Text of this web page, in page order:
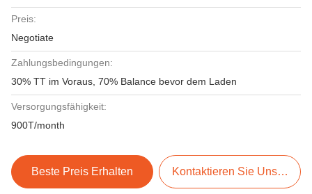
Preis:
Negotiate
Zahlungsbedingungen:
30% TT im Voraus, 70% Balance bevor dem Laden
Versorgungsfähigkeit:
900T/month
Beste Preis Erhalten Kontaktieren Sie Uns Jetzt